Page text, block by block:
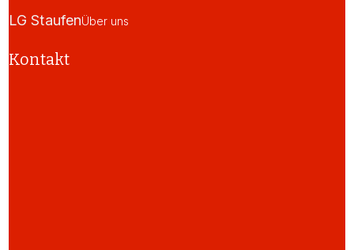
LG StaufenÜber uns
Kontakt